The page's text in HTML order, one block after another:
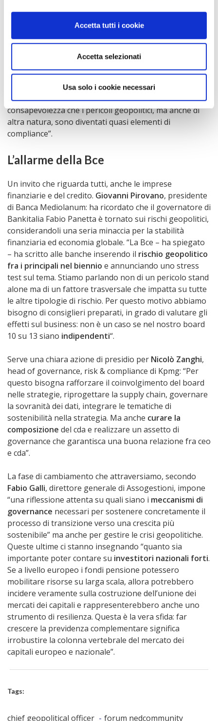
Accetta tutti i cookie
Accetta selezionati
Usa solo i cookie necessari
scoppia una crisi, la gestisce con governi od
organizzazioni internazionali e forma i team su temi di
geopolitica”.
Di fatto dobbiamo abituarci a “ragionare in termini di
rischi” come ha suggerito nel suo interventoGiovanni
, presidente e amministratore delegato
di PwC Italia per il quale “bisogna assumere la piena
consapevolezza che i pericoli geopolitici, ma anche di
altra natura, sono diventati quasi elementi di
compliance”.
L’allarme della Bce
Un invito che riguarda tutti, anche le imprese
finanziarie e del credito. Giovanni Pirovano, presidente
di Banca Mediolanum: ha ricordato che il governatore di
Bankitalia Fabio Panetta è tornato sui rischi geopolitici,
considerandoli una seria minaccia per la stabilità
finanziaria ed economia globale. “La Bce – ha spiegato
– ha scritto alle banche inserendo il rischio geopolitico
fra i principali nel biennio e annunciando uno stress
test sul tema. Stiamo parlando non di un pericolo stand
alone ma di un fattore trasversale che impatta su tutte
le altre tipologie di rischio. Per questo motivo abbiamo
bisogno di consiglieri preparati, in grado di valutare gli
effetti sul business: non è un caso se nel nostro board
10 su 13 siano indipendenti“.
Serve una chiara azione di presidio per Nicolò Zanghi,
head of governance, risk & compliance di Kpmg: “Per
questo bisogna rafforzare il coinvolgimento del board
nelle strategie, riprogettare la supply chain, governare
la sovranità dei dati, integrare le tematiche di
sostenibilità nella strategia. Ma anche curare la
composizione del cda e realizzare un assetto di
governance che garantisca una buona relazione fra ceo
e cda”.
La fase di cambiamento che attraversiamo, secondo
Fabio Galli, direttore generale di Assogestioni, impone
“una riflessione attenta su quali siano i meccanismi di
governance necessari per sostenere concretamente il
processo di transizione verso una crescita più
sostenibile” ma anche per gestire le crisi geopolitiche.
Queste ultime ci stanno insegnando “quanto sia
importante poter contare su investitori nazionali forti.
Se a livello europeo i fondi pensione potessero
mobilitare risorse su larga scala, allora potrebbero
incidere veramente sulla costruzione dell’unione dei
mercati dei capitali e rappresenterebbero anche uno
strumento di resilienza. Questa è la vera sfida: far
crescere la previdenza complementare significa
irrobustire la colonna vertebrale del mercato dei
capitali europeo e nazionale”.
Tags:
chief geopolitical officer
forum nedcommunity